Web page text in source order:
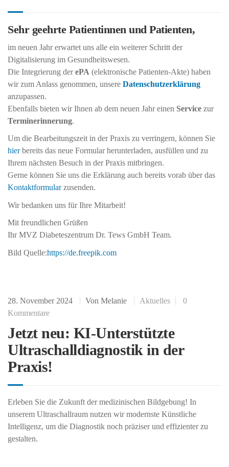
Sehr geehrte Patientinnen und Patienten,
im neuen Jahr erwartet uns alle ein weiterer Schritt der
Digitalisierung im Gesundheitswesen.
Die Integrierung derePA (elektronische Patienten-Akte) haben
wir zum Anlass genommen, unsere Datenschutzerklärung
anzupassen.
Ebenfalls bieten wir Ihnen ab dem neuen Jahr einen Service zur
Terminerinnerung.
Um die Bearbeitungszeit in der Praxis zu verringern, können Sie
hierbereits das neue Formular herunterladen, ausfüllen und zu
Ihrem nächsten Besuch in der Praxis mitbringen.
Gerne können Sie uns die Erklärung auch bereits vorab über das
Kontaktformularzusenden.
Wir bedanken uns für Ihre Mitarbeit!
Mit freundlichen Grüßen
Ihr MVZ Diabeteszentrum Dr. Tews GmbH Team.
Bild Quelle:https://de.freepik.com
28. November 2024 Von Melanie Aktuelles
0
Kommentare
Jetzt neu: KI-Unterstützte
Ultraschalldiagnostik in der
Praxis!
Erleben Sie die Zukunft der medizinischen Bildgebung! In
unserem Ultraschallraum nutzen wir modernste Künstliche
Intelligenz, um die Diagnostik noch präziser und effizienter zu
gestalten.